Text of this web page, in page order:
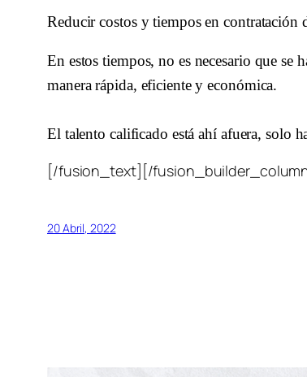
Reducir costos y tiempos en contratación
En estos tiempos, no es necesario que se
manera rápida, eficiente y económica.
El talento calificado está ahí afuera, solo
[/fusion_text][/
20 Abril, 2022